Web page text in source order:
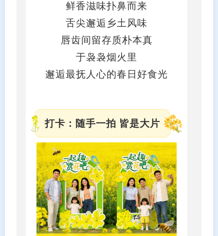
鲜香滋味扑鼻而来
舌尖邂逅乡土风味
唇齿间留存质朴本真
于袅袅烟火里
邂逅最抚人心的春日好食光
打卡：随手一拍 皆是大片